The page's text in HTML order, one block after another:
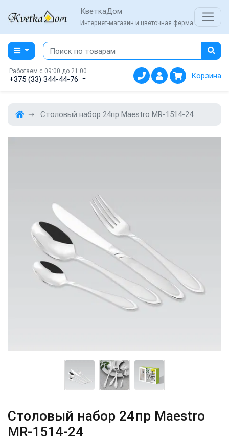
КветкаДом
Интернет-магазин и цветочная ферма
Работаем с 09:00 до 21:00
+375 (33) 344-44-76 Корзина
Столовый набор 24пр Maestro MR-1514-24
Столовый набор 24пр Maestro
MR-1514-24